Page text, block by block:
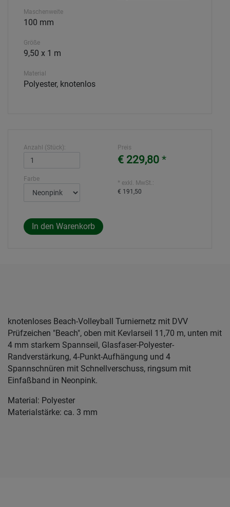
Maschenweite
100 mm
Größe
9,50 x 1 m
Material
Polyester, knotenlos
Anzahl (Stück):
Farbe
Preis
€ 229,80 *
* exkl. MwSt.:
€ 191,50
knotenloses Beach-Volleyball Turniernetz mit DVV
Prüfzeichen "Beach", oben mit Kevlarseil 11,70 m, unten mit
4 mm starkem Spannseil, Glasfaser-Polyester-
Randverstärkung, 4-Punkt-Aufhängung und 4
Spannschnüren mit Schnellverschuss, ringsum mit
Einfaßband in Neonpink.
Material: Polyester
Materialstärke: ca. 3 mm